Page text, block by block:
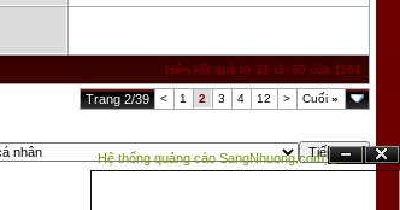
Hiện kết quả từ 31 tới 60 của 1164
Trang 2/39 < 1 2 3 4 12 > Cuối »
Ẩn Đóng
Hệ thống quảng cáo SangNhuong.com;